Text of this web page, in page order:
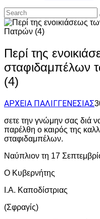
Περί της
σταφιδαμπέλων
(4)
ΑΡΧΕΙΑ ΠΑΛΙΓΓΕΝΕΣΙΑΣ
σετε την γνώμην σας διά
παρέλθη ο καιρός της
σταφιδαμπέλων.
Ναύπλιον τη 17
Ο Κυβερνήτης
Ι.Α. Καποδίστριας
(Σφραγίς)